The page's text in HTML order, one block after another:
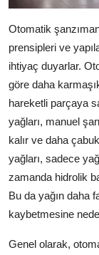
Otomatik
prensipleri ve
ihtiyaç duyarlar.
göre daha
hareketli parçaya
yağları, manuel
kalır ve daha
yağları, sadece
zamanda hidrolik
Bu da yağın daha
kaybetmesine
Genel olarak,